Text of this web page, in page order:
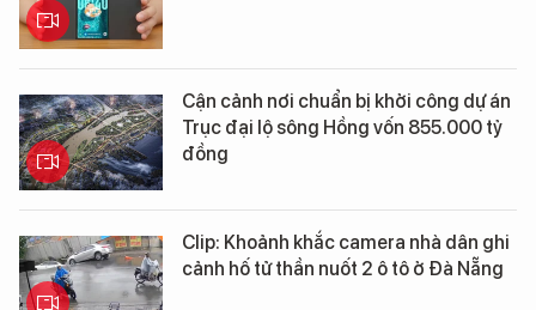
Cận cảnh nơi chuẩn bị khởi công dự án
Trục đại lộ sông Hồng vốn 855.000 tỷ
đồng
Clip: Khoảnh khắc camera nhà dân ghi
cảnh hố tử thần nuốt 2 ô tô ở Đà Nẵng